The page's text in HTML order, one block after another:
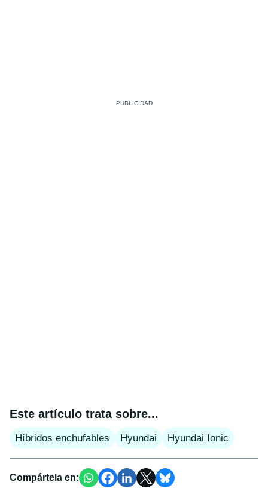
Este artículo trata sobre...
Híbridos enchufables Hyundai Hyundai Ionic
Compártela en: